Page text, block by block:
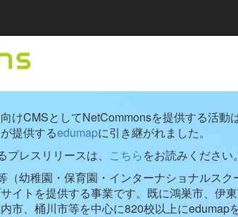
けCMSとしてNetCommonsを提供する活動は
提供するedumapに引き継がれました。
レスリリースは、 こちらをお読みください。
（幼稚園・保育園・インターナショナルス
イトを提供する事業です。既に鴻巣市、伊
市、桶川市等を中心に820校以上にedumap